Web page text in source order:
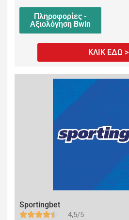
Πληροφορίες -
Αξιολόγηση Bwin
ΚΛΙΚ ΕΔΩ >
Sportingbet
4,5/5